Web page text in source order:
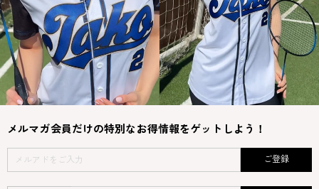
メルマガ会員だけの特別なお得情報をゲットしよう！
ご登録